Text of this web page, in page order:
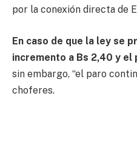
por la conexión directa de
En caso de que la ley se
incremento a Bs 2,40 y el
sin embargo, “el paro
choferes.